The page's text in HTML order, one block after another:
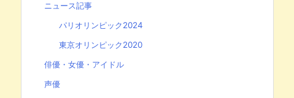
ニュース記事
パリオリンピック2024
東京オリンピック2020
俳優・女優・アイドル
声優